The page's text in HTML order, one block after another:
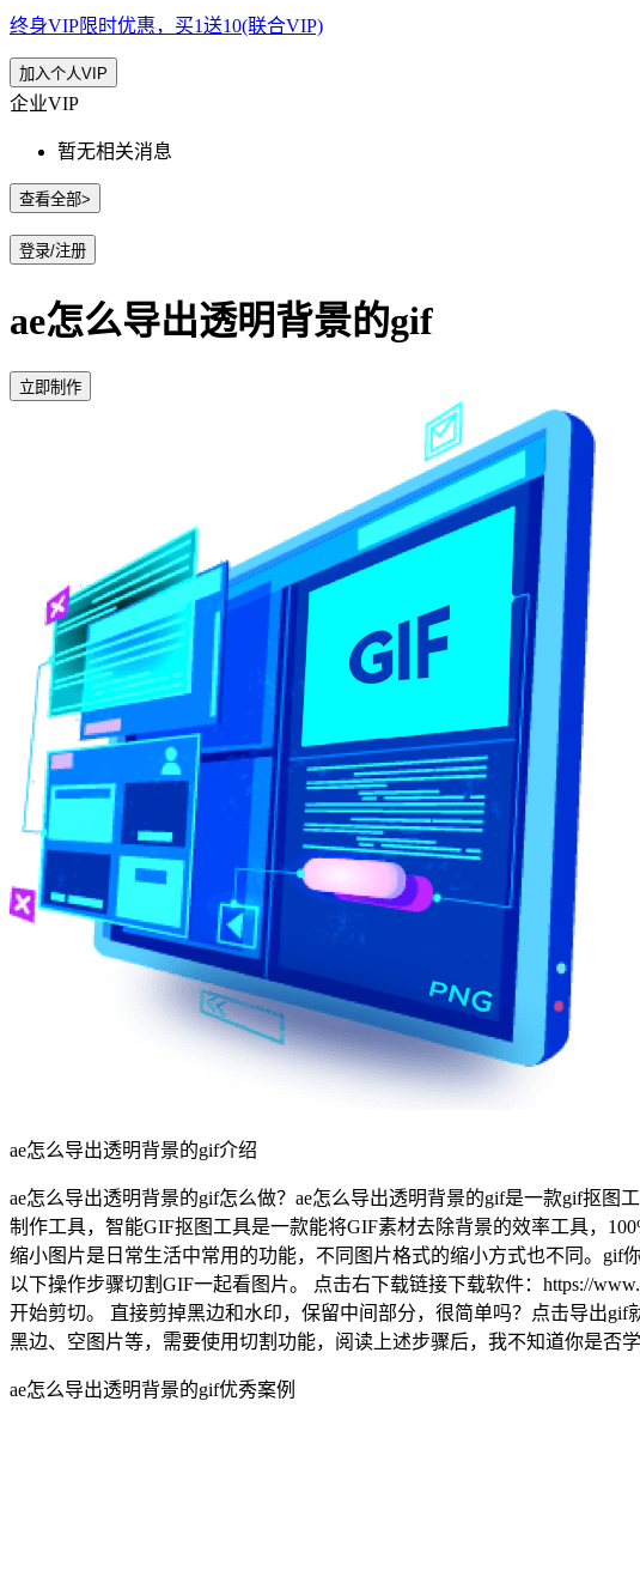
终身VIP限时优惠，买1送10(联合VIP)
加入个人VIP
企业VIP
暂无相关消息
查看全部>
登录/注册
ae怎么导出透明背景的gif
立即制作
ae怎么导出透明背景的gif介绍
ae怎么导出透明背景的gif怎么做？ae怎么导出透明背景的gif是一款gif抠
制作工具，智能GIF抠图工具是一款能将GIF素材去除背景的效率工具，
缩小图片是日常生活中常用的功能，不同图片格式的缩小方式也不同。
以下操作步骤切割GIF一起看图片。 点击右下载链接下载软件：https://
开始剪切。 直接剪掉黑边和水印，保留中间部分，很简单吗？点击导出
黑边、空图片等，需要使用切割功能，阅读上述步骤后，我不知道你是否
ae怎么导出透明背景的gif优秀案例